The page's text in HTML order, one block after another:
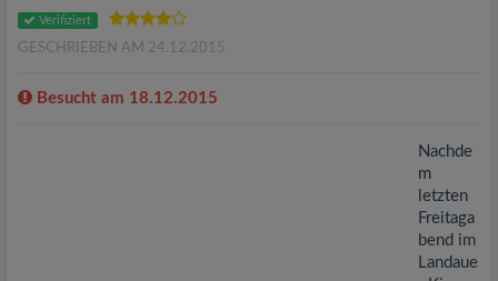
Verifiziert
GESCHRIEBEN AM 24.12.2015
Besucht am 18.12.2015
Nachde
m
letzten
Freitaga
bend im
Landaue
t